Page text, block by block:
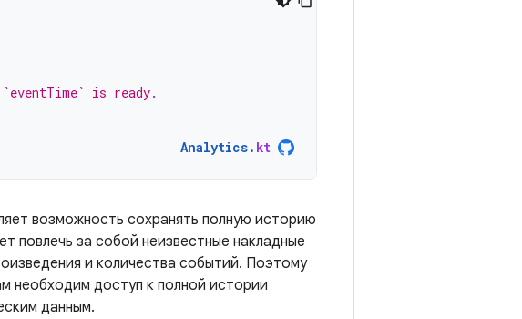
is ready.
Analytics. kt
возможность сохранять полную историю
повлечь за собой неизвестные накладные
и количества событий. Поэтому
необходим доступ к полной истории
данным.